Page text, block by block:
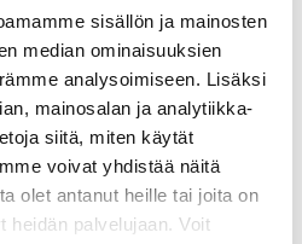
sisällön ja mainosten
median ominaisuuksien
analysoimiseen. Lisäksi
mainosalan ja analytiikka-
siitä, miten käytät
voivat yhdistää näitä
olet antanut heille tai joita on
heidän palvelujaan. Voit
FacebookInstagramYoutube
Asiointi